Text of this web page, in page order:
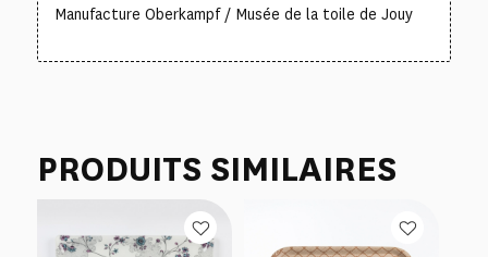
Manufacture Oberkampf / Musée de la toile de Jouy
PRODUITS SIMILAIRES